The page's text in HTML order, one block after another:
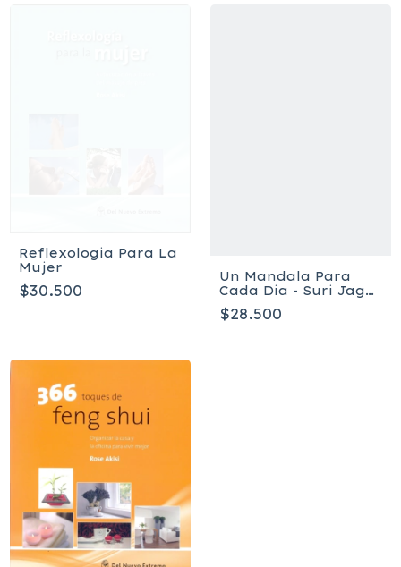
Reflexologia Para La
Mujer
$30.500
Un Mandala Para
Cada Dia - Suri Jagat
- Prakâza
$28.500